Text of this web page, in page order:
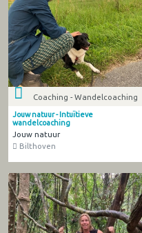
Coaching - Wandelcoaching
Jouw natuur - Intuïtieve
wandelcoaching
Jouw natuur
Bilthoven